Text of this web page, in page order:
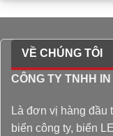
VỀ CHÚNG TÔI
CÔNG TY TNHH
Là đơn vị hàng đầu
biển công ty, biển